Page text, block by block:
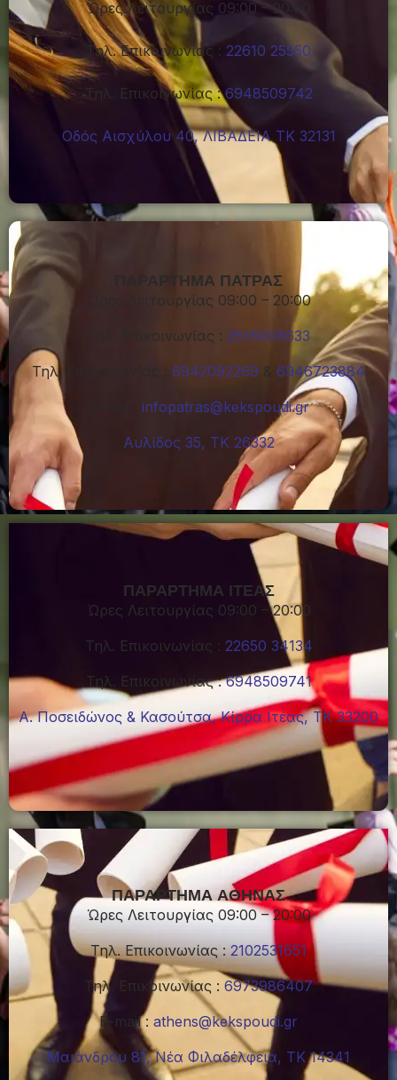
Ώρες Λειτουργίας 09:00 – 20:00
Τηλ. Επικοινωνίας : 22610 25550
Τηλ. Επικοινωνίας :6948509742
Οδός Αισχύλου 40, ΛΙΒΑΔΕΙΑ ΤΚ 32131
ΠΑΡΑΡΤΗΜΑ ΠΑΤΡΑΣ
Ώρες Λειτουργίας 09:00 – 20:00
Τηλ. Επικοινωνίας : 2616008633
Τηλ. Επικοινωνίας : 6942092269 & 6946723884
infopatras@kekspoudi.gr
Αυλίδος 35, ΤΚ 26332
ΠΑΡΑΡΤΗΜΑ ΙΤΕΑΣ
Ώρες Λειτουργίας 09:00 – 20:00
Τηλ. Επικοινωνίας : 22650 34134
Τηλ. Επικοινωνίας :6948509741
Α. Ποσειδώνος & Κασούτσα, Κίρρα Ιτέας, ΤΚ 33200
ΠΑΡΑΡΤΗΜΑ ΑΘΗΝΑΣ
Ώρες Λειτουργίας 09:00 – 20:00
Τηλ. Επικοινωνίας :2102531651
Τηλ. Επικοινωνίας : 6973986407
Ε-mail : athens@kekspoudi.gr
Μαιάνδρου 81, Νέα Φιλαδέλφεια, ΤΚ 14341